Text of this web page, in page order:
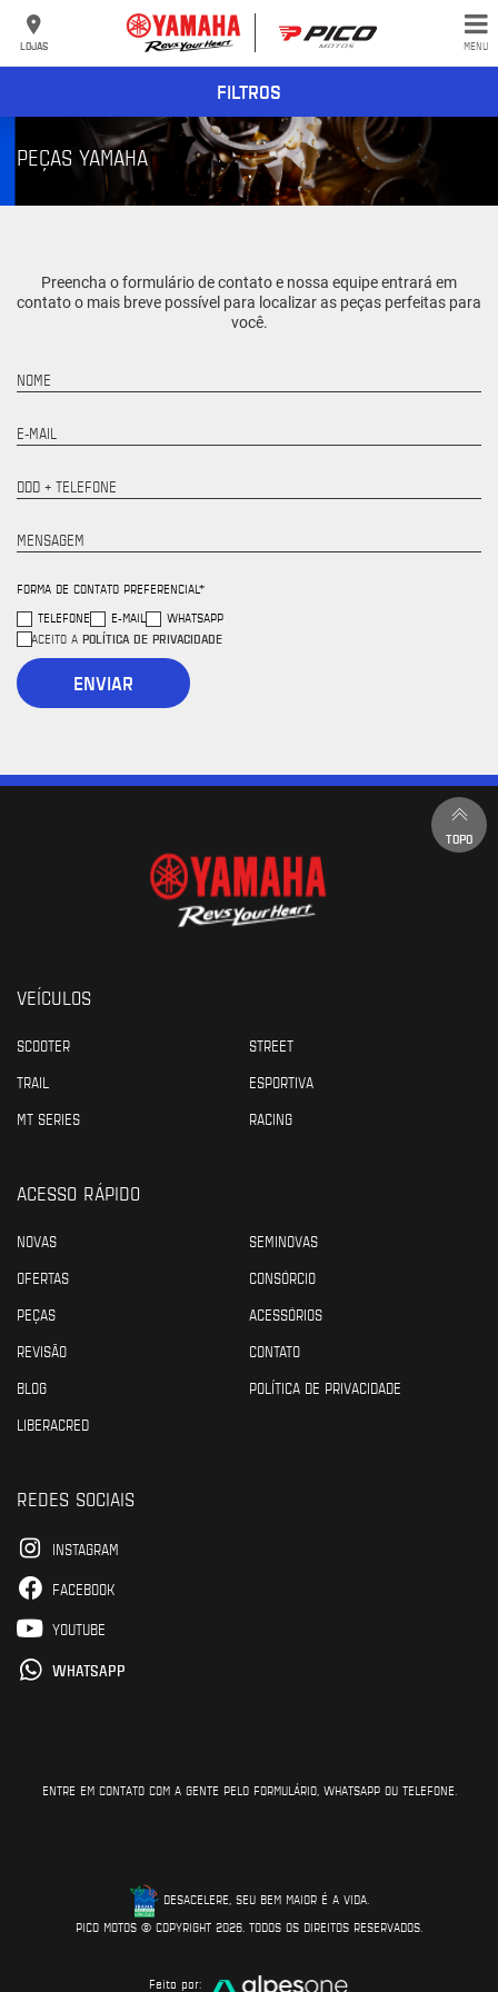
LOJAS MENU
FILTROS
PEÇAS YAMAHA
Preencha o formulário de contato e nossa equipe entrará em
contato o mais breve possível para localizar as peças perfeitas para
você.
NOME
E-MAIL
DDD + TELEFONE
MENSAGEM
FORMA DE CONTATO PREFERENCIAL*
TELEFONE
E-MAIL
WHATSAPP
ACEITO A POLÍTICA DE PRIVACIDADE
ENVIAR
TOPO
VEÍCULOS
SCOOTER
STREET
TRAIL
ESPORTIVA
MT SERIES
RACING
ACESSO RÁPIDO
NOVAS
SEMINOVAS
OFERTAS
CONSÓRCIO
PEÇAS
ACESSÓRIOS
REVISÃO
CONTATO
BLOG
POLÍTICA DE PRIVACIDADE
LIBERACRED
REDES SOCIAIS
INSTAGRAM
FACEBOOK
YOUTUBE
WHATSAPP
ENTRE EM CONTATO COM A GENTE PELO FORMULÁRIO, WHATSAPP OU TELEFONE.
DESACELERE, SEU BEM MAIOR É A VIDA.
PICO MOTOS © COPYRIGHT 2026. TODOS OS DIREITOS RESERVADOS.
Feito por: